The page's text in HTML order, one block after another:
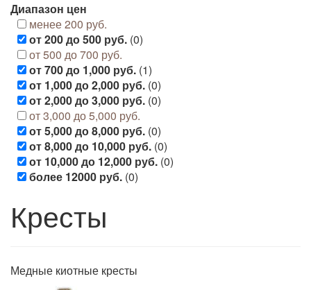
Диапазон цен
менее 200 руб.
от 200 до 500 руб. (0)
от 500 до 700 руб.
от 700 до 1,000 руб. (1)
от 1,000 до 2,000 руб. (0)
от 2,000 до 3,000 руб. (0)
от 3,000 до 5,000 руб.
от 5,000 до 8,000 руб. (0)
от 8,000 до 10,000 руб. (0)
от 10,000 до 12,000 руб. (0)
более 12000 руб. (0)
Кресты
Медные киотные кресты